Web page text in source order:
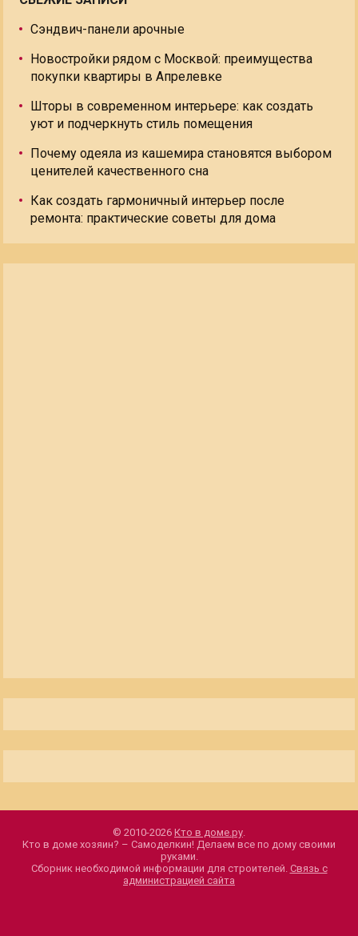
Сэндвич-панели арочные
Новостройки рядом с Москвой: преимущества
покупки квартиры в Апрелевке
Шторы в современном интерьере: как создать
уют и подчеркнуть стиль помещения
Почему одеяла из кашемира становятся выбором
ценителей качественного сна
Как создать гармоничный интерьер после
ремонта: практические советы для дома
© 2010-2026 Кто в доме.ру.
Кто в доме хозяин? – Самоделкин! Делаем все по дому своими
руками.
Сборник необходимой информации для строителей. Связь с
администрацией сайта